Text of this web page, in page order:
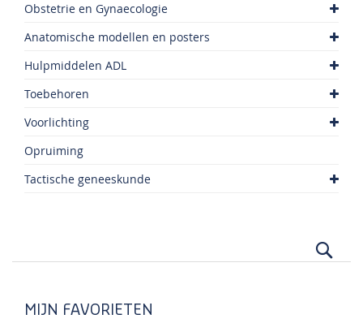
Obstetrie en Gynaecologie
Anatomische modellen en posters
Hulpmiddelen ADL
Toebehoren
Voorlichting
Opruiming
Tactische geneeskunde
MIJN FAVORIETEN